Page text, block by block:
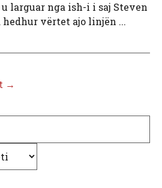
larguar nga ish-i i saj Steven
hedhur vërtet ajo linjën ...
→